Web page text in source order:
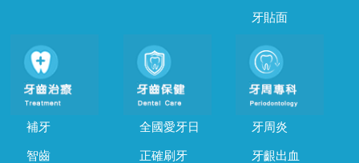
牙貼面
補牙
智齒
全國愛牙日
正確刷牙
牙周炎
牙齦出血